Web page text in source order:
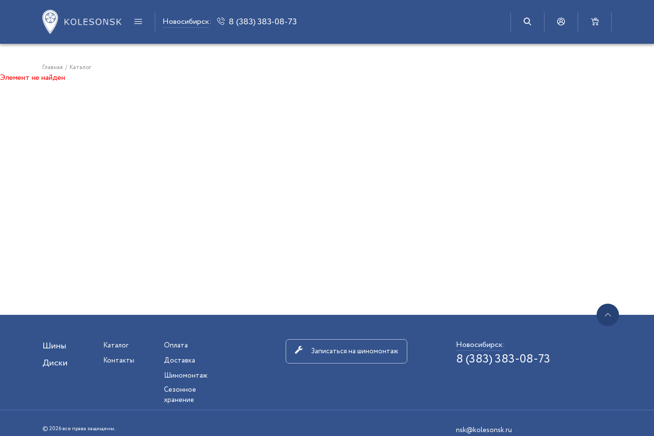
Новосибирск: 8 (383) 383-08-73
Главная / Каталог
Элемент не найден
Шины
Диски
Каталог
Контакты
Оплата
Доставка
Шиномонтаж
Сезонное
хранение
Записаться на шиномонтаж
Новосибирск:
8 (383) 383-08-73
nsk@kolesonsk.ru
© 2026 все права защищены.